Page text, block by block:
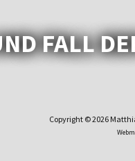
FALL
Copyright © 2026